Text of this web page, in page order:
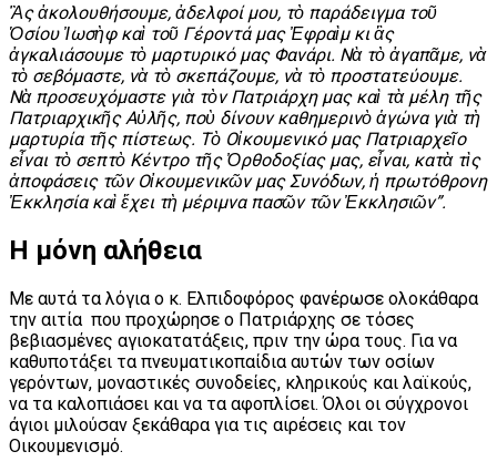
Ἂς ἀκολουθήσουμε, ἀδελφοί μου, τὸ παράδειγμα τοῦ
Ὁσίου Ἰωσὴφ καὶ τοῦ Γέροντά μας Ἐφραὶμ κι ἂς
ἀγκαλιάσουμε τὸ μαρτυρικό μας Φανάρι. Νὰ τὸ ἀγαπᾶμε, νὰ
τὸ σεβόμαστε, νὰ τὸ σκεπάζουμε, νὰ τὸ προστατεύουμε.
Νὰ προσευχόμαστε γιὰ τὸν Πατριάρχη μας καὶ τὰ μέλη τῆς
Πατριαρχικῆς Αὐλῆς, ποὺ δίνουν καθημερινὸ ἁγώνα γιὰ τὴ
μαρτυρία τῆς πίστεως. Τὸ Οἰκουμενικό μας Πατριαρχεῖο
εἶναι τὸ σεπτὸ Κέντρο τῆς Ὀρθοδοξίας μας, εἶναι, κατὰ τὶς
ἀποφάσεις τῶν Οἰκουμενικῶν μας Συνόδων, ἡ πρωτόθρονη
Ἐκκλησία καὶ ἔχει τὴ μέριμνα πασῶν τῶν Ἐκκλησιῶν”.
Η μόνη αλήθεια
Με αυτά τα λόγια ο κ. Ελπιδοφόρος φανέρωσε ολοκάθαρα
την αιτία που προχώρησε ο Πατριάρχης σε τόσες
βεβιασμένες αγιοκατατάξεις, πριν την ώρα τους. Για να
καθυποτάξει τα πνευματικοπαίδια αυτών των οσίων
γερόντων, μοναστικές συνοδείες, κληρικούς και λαϊκούς,
να τα καλοπιάσει και να τα αφοπλίσει. Όλοι οι σύγχρονοι
άγιοι μιλούσαν ξεκάθαρα για τις αιρέσεις και τον
Οικουμενισμό.